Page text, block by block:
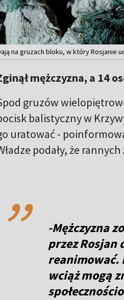
na gruzach bloku, w który Rosjanie
mężczyzna, a 14
gruzów
balistyczny w
uratować -
podały, że
,,
-Mężczyzna
przez Rosjan
reanimować.
wciąż mogą